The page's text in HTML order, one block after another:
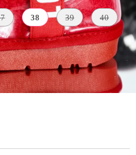
38 39 40
МАТЕРИАЛ
водоустойч
ив материал
ВЪТРЕ
космат